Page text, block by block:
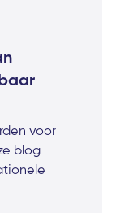
voor
blog